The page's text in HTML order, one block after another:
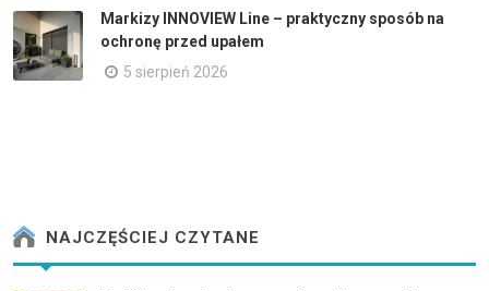
Markizy INNOVIEW Line – praktyczny sposób na
ochronę przed upałem
5 sierpień 2026
NAJCZĘŚCIEJ CZYTANE